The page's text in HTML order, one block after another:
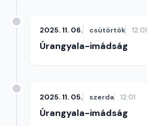
2025. 11. 06. csütörtök 12:01
Úrangyala-imádság
2025. 11. 05. szerda 12:01
Úrangyala-imádság